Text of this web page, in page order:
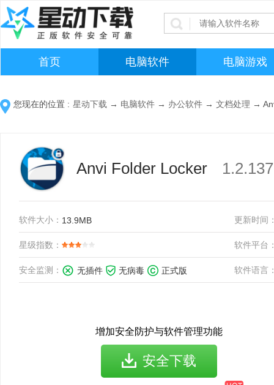
首页 电脑软件 电脑游戏
您现在的位置 : 星动下载 → 电脑软件 → 办公软件 → 文档处理 →
Anvi Folder Locker
软件大小： 13.9MB 更新时间
星级指数： 软件平台
安全监测： 无插件 无病毒 正式版 软件语言
增加安全防护与软件管理功能
安全下载